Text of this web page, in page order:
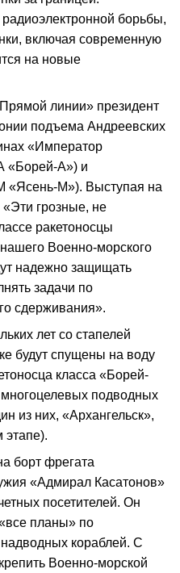
борьбы,
включая современную
на новые
линии» президент
подъема Андреевских
«Император
«Борей-А») и
«Ясень-М»). Выступая на
«Эти грозные, не
ракетоносцы
Военно-морского
надежно защищать
задачи по
сдерживания».
лет со стапелей
будут спущены на воду
класса «Борей-
подводных
из них, «Архангельск»,
борт фрегата
«Адмирал Касатонов»
посетителей. Он
планы» по
кораблей. С
Военно-морской